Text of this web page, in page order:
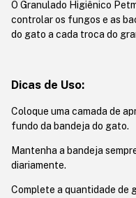
O Granulado Higiênico
controlar os fungos e as
do gato a cada troca do
Dicas de Uso:
Coloque uma camada de
fundo da bandeja do gato.
Mantenha a bandeja
diariamente.
Complete a quantidade de